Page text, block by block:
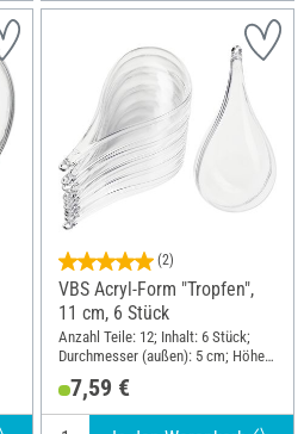
(2)
VBS Acryl-Form "Tropfen",
11 cm, 6 Stück
Anzahl Teile: 12; Inhalt: 6 Stück;
Durchmesser (außen): 5 cm; Höhe:
7,59 €